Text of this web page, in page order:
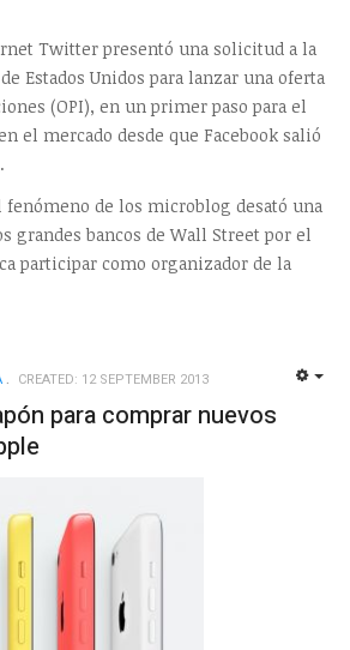
Twitter presentó una solicitud a la
Estados Unidos para lanzar una oferta
(OPI), en un primer paso para el
el mercado desde que Facebook salió
fenómeno de los microblog desató una
grandes bancos de Wall Street por el
participar como organizador de la
CREATED: 12 SEPTEMBER 2013
para comprar nuevos